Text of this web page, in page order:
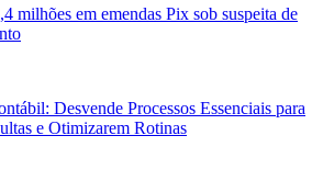
milhões em emendas Pix sob suspeita de
Desvende Processos Essenciais para
e Otimizarem Rotinas